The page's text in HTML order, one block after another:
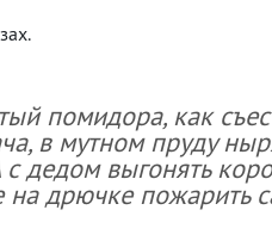
помидора, как
в мутном пруду
дедом выгонять
на дрючке пожарить